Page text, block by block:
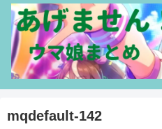
mqdefault-142